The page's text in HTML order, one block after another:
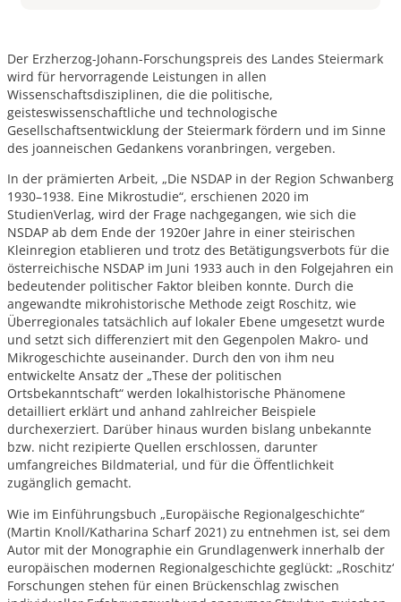
Der Erzherzog-Johann-Forschungspreis des Landes Steiermark
wird für hervorragende Leistungen in allen
Wissenschaftsdisziplinen, die die politische,
geisteswissenschaftliche und technologische
Gesellschaftsentwicklung der Steiermark fördern und im Sinne
des joanneischen Gedankens voranbringen, vergeben.
In der prämierten Arbeit, „Die NSDAP in der Region Schwanberg
1930–1938. Eine Mikrostudie“, erschienen 2020 im
StudienVerlag, wird der Frage nachgegangen, wie sich die
NSDAP ab dem Ende der 1920er Jahre in einer steirischen
Kleinregion etablieren und trotz des Betätigungsverbots für die
österreichische NSDAP im Juni 1933 auch in den Folgejahren ein
bedeutender politischer Faktor bleiben konnte. Durch die
angewandte mikrohistorische Methode zeigt Roschitz, wie
Überregionales tatsächlich auf lokaler Ebene umgesetzt wurde
und setzt sich differenziert mit den Gegenpolen Makro- und
Mikrogeschichte auseinander. Durch den von ihm neu
entwickelte Ansatz der „These der politischen
Ortsbekanntschaft“ werden lokalhistorische Phänomene
detailliert erklärt und anhand zahlreicher Beispiele
durchexerziert. Darüber hinaus wurden bislang unbekannte
bzw. nicht rezipierte Quellen erschlossen, darunter
umfangreiches Bildmaterial, und für die Öffentlichkeit
zugänglich gemacht.
Wie im Einführungsbuch „Europäische Regionalgeschichte“
(Martin Knoll/Katharina Scharf 2021) zu entnehmen ist, sei dem
Autor mit der Monographie ein Grundlagenwerk innerhalb der
europäischen modernen Regionalgeschichte geglückt: „Roschitz‘
Forschungen stehen für einen Brückenschlag zwischen